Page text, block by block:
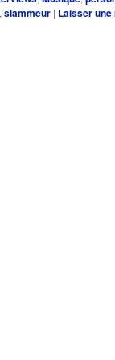
, slammeur | Laisser